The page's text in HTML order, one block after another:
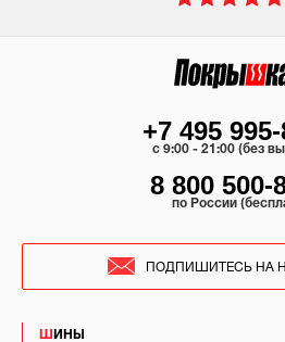
ШИНЫ
+7 495
c 9:00 - 21:00 (без
8 800 500-
по России
ПОДПИШИТЕСЬ НА